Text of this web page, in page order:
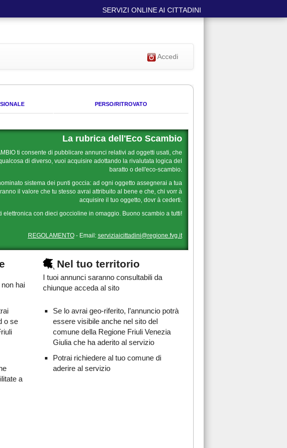
SERVIZI ONLINE AI CITTADINI
Accedi
PERSO/RITROVATO
La rubrica dell'Eco Scambio
ti consente di pubblicare annunci relativi ad oggetti usati, che
di diverso, vuoi acquisire adottando la rivalutata logica del
baratto o dell'eco-scambio.
sistema dei punti goccia: ad ogni oggetto assegnerai a tua
il valore che tu stesso avrai attribuito al bene e che, chi vorr à
acquisire il tuo oggetto, dovr à cederti.
con dieci goccioline in omaggio. Buono scambio a tutti!
REGOLAMENTO- Email: serviziaicittadini@regione.fvg.it
hai
o se
a
Nel tuo territorio
I tuoi annunci saranno consultabili da
chiunque acceda al sito
Se lo avrai geo-riferito, l’annuncio potrà
essere visibile anche nel sito del
comune della Regione Friuli Venezia
Giulia che ha aderito al servizio
Potrai richiedere al tuo comune di
aderire al servizio